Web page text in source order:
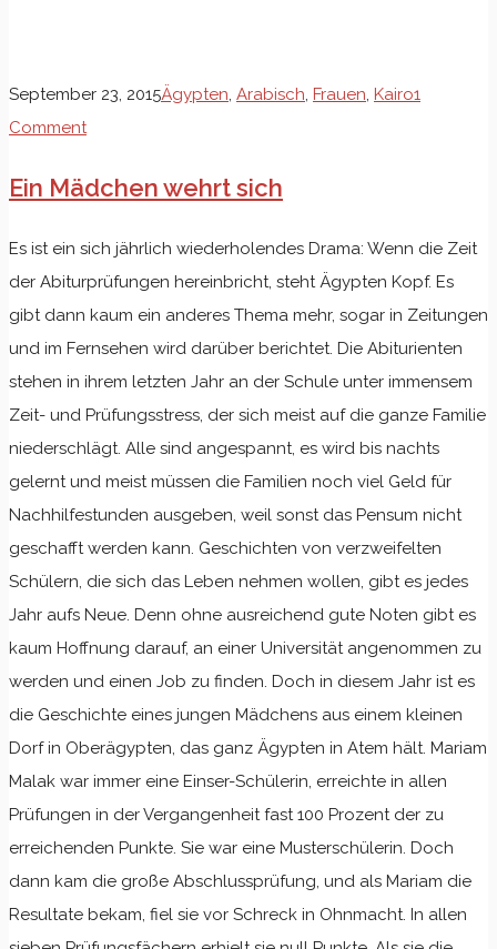
September 23, 2015Ägypten, Arabisch, Frauen, Kairo1
Comment
Ein Mädchen wehrt sich
Es ist ein sich jährlich wiederholendes Drama: Wenn die Zeit
der Abiturprüfungen hereinbricht, steht Ägypten Kopf. Es
gibt dann kaum ein anderes Thema mehr, sogar in Zeitungen
und im Fernsehen wird darüber berichtet. Die Abiturienten
stehen in ihrem letzten Jahr an der Schule unter immensem
Zeit- und Prüfungsstress, der sich meist auf die ganze Familie
niederschlägt. Alle sind angespannt, es wird bis nachts
gelernt und meist müssen die Familien noch viel Geld für
Nachhilfestunden ausgeben, weil sonst das Pensum nicht
geschafft werden kann. Geschichten von verzweifelten
Schülern, die sich das Leben nehmen wollen, gibt es jedes
Jahr aufs Neue. Denn ohne ausreichend gute Noten gibt es
kaum Hoffnung darauf, an einer Universität angenommen zu
werden und einen Job zu finden. Doch in diesem Jahr ist es
die Geschichte eines jungen Mädchens aus einem kleinen
Dorf in Oberägypten, das ganz Ägypten in Atem hält. Mariam
Malak war immer eine Einser-Schülerin, erreichte in allen
Prüfungen in der Vergangenheit fast 100 Prozent der zu
erreichenden Punkte. Sie war eine Musterschülerin. Doch
dann kam die große Abschlussprüfung, und als Mariam die
Resultate bekam, fiel sie vor Schreck in Ohnmacht. In allen